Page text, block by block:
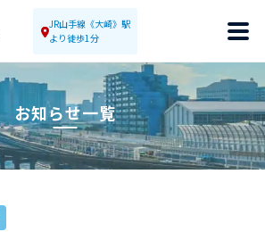
JR山手線《大崎》駅
より徒歩1分
メニ
お知らせ一覧